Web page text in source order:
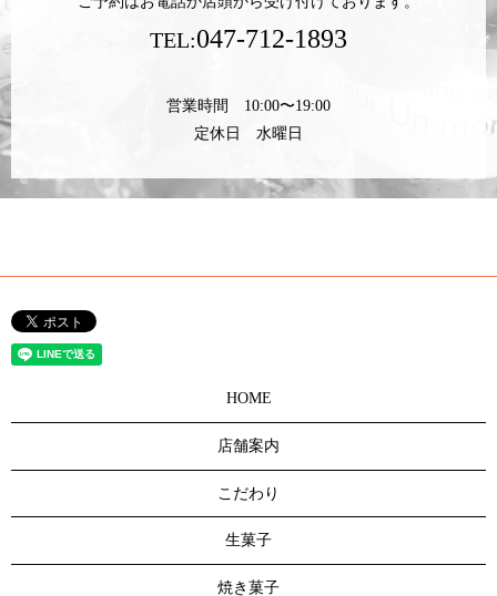
TEL:047-712-1893
営業時間 10:00〜19:00
定休日 水曜日
HOME
店舗案内
こだわり
生菓子
焼き菓子